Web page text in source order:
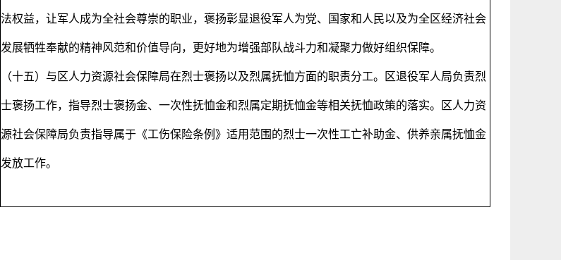
法权益，让军人成为全社会尊崇的职业，褒扬彰显退役军人为党、国家和人民以及为全区经济社会
发展牺牲奉献的精神风范和价值导向，更好地为增强部队战斗力和凝聚力做好组织保障。
（十五）与区人力资源社会保障局在烈士褒扬以及烈属抚恤方面的职责分工。区退役军人局负责烈
士褒扬工作，指导烈士褒扬金、一次性抚恤金和烈属定期抚恤金等相关抚恤政策的落实。区人力资
源社会保障局负责指导属于《工伤保险条例》适用范围的烈士一次性工亡补助金、供养亲属抚恤金
发放工作。